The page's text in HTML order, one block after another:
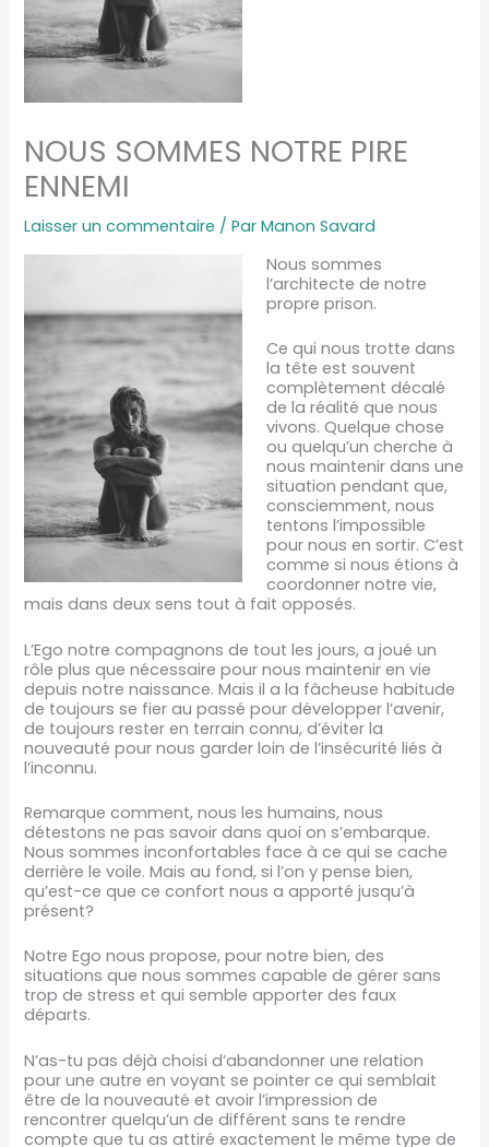
NOUS SOMMES NOTRE PIRE
ENNEMI
Laisser un commentaire / ParManon Savard
Nous sommes
l’architecte de notre
propre prison.
Ce qui nous trotte dans
la tête est souvent
complètement décalé
de la réalité que nous
vivons. Quelque chose
ou quelqu’un cherche à
nous maintenir dans une
situation pendant que,
consciemment, nous
tentons l’impossible
pour nous en sortir. C’est
comme si nous étions à
coordonner notre vie,
mais dans deux sens tout à fait opposés.
L’Ego notre compagnons de tout les jours, a joué un
rôle plus que nécessaire pour nous maintenir en vie
depuis notre naissance. Mais il a la fâcheuse habitude
de toujours se fier au passé pour développer l’avenir,
de toujours rester en terrain connu, d’éviter la
nouveauté pour nous garder loin de l’insécurité liés à
l’inconnu.
Remarque comment, nous les humains, nous
détestons ne pas savoir dans quoi on s’embarque.
Nous sommes inconfortables face à ce qui se cache
derrière le voile. Mais au fond, si l’on y pense bien,
qu’est-ce que ce confort nous a apporté jusqu’à
présent?
Notre Ego nous propose, pour notre bien, des
situations que nous sommes capable de gérer sans
trop de stress et qui semble apporter des faux
départs.
N’as-tu pas déjà choisi d’abandonner une relation
pour une autre en voyant se pointer ce qui semblait
être de la nouveauté et avoir l’impression de
rencontrer quelqu’un de différent sans te rendre
compte que tu as attiré exactement le même type de